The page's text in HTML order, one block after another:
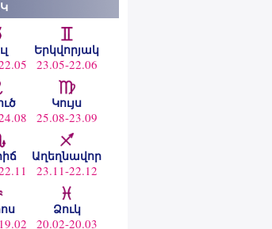
Երկվորյակ
23.05-22.06
Կույս
25.08-23.09
Աղեղնավոր
23.11-22.12
Ձուկ
20.02-20.03